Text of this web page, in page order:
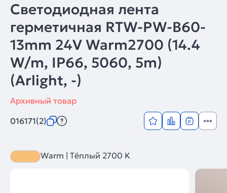
Светодиодная лента
герметичная RTW-PW-B60-
13mm 24V Warm2700 (14.4
W/m, IP66, 5060, 5m)
(Arlight, -)
Архивный товар
016171(2)
Warm | Тёплый 2700 K